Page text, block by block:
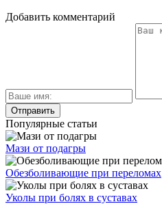
Добавить комментарий
Популярные статьи
Мази от подагры
Обезболивающие при переломах
Уколы при болях в суставах